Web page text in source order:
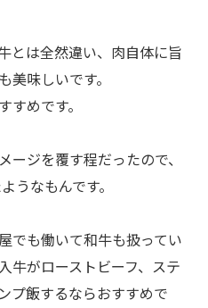
とは全然違い、肉自体に旨
美味しいです。
めです。
ジを覆す程だったので、
うなもんです。
でも働いて和牛も扱ってい
牛がローストビーフ、ステ
プ飯するならおすすめで